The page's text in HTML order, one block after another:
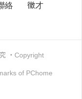
絡 徵才
‧Copyright
of PChome